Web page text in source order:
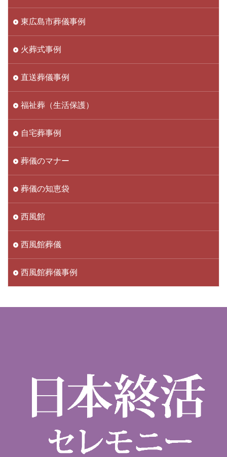
東広島市葬儀事例
火葬式事例
直送葬儀事例
福祉葬（生活保護）
自宅葬事例
葬儀のマナー
葬儀の知恵袋
西風館
西風館葬儀
西風館葬儀事例